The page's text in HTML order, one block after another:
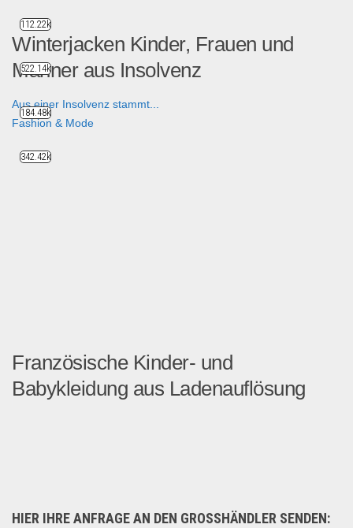
Winterjacken Kinder, Frauen und
Männer aus Insolvenz
Aus einer Insolvenz stammt...
Fashion & Mode
Französische Kinder- und
Babykleidung aus Ladenauflösung
HIER IHRE ANFRAGE AN DEN GROSSHÄNDLER SENDEN:
112.22k
522.14k
184.48k
342.42k